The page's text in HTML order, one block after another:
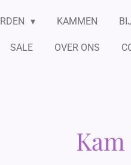
KAMMEN
SALE OVER ONS